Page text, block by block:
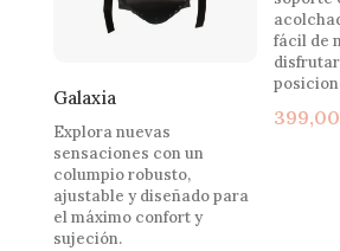
Galaxia
Explora nuevas
sensaciones con un
columpio robusto,
ajustable y diseñado para
el máximo confort y
sujeción.
fácil de
399,00